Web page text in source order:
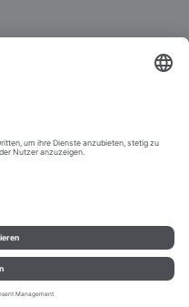
Rechtliche Hinweise
2022